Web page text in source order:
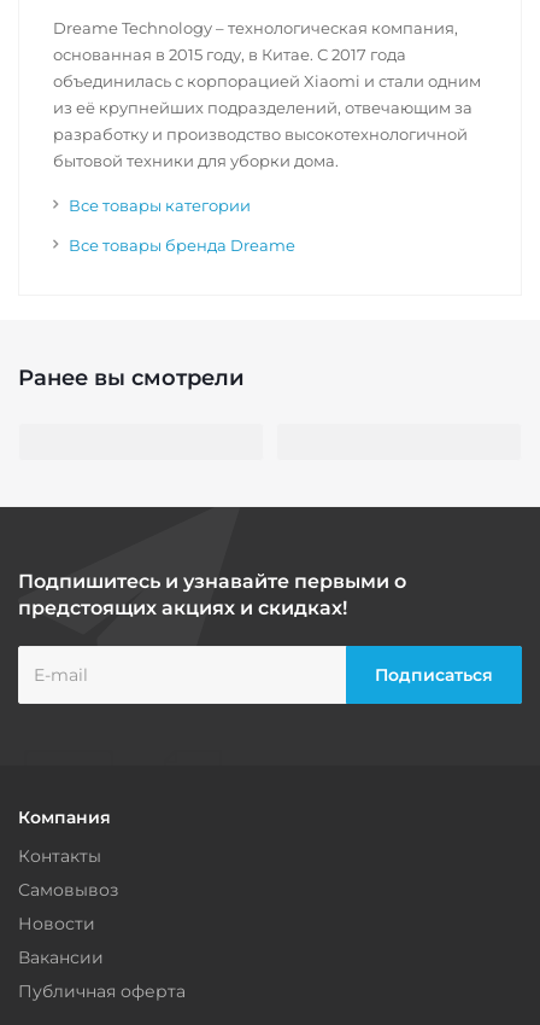
Dreame Technology – технологическая компания,
основанная в 2015 году, в Китае. С 2017 года
объединилась с корпорацией Xiaomi и стали одним
из её крупнейших подразделений, отвечающим за
разработку и производство высокотехнологичной
бытовой техники для уборки дома.
Все товары категории
Все товары бренда Dreame
Ранее вы смотрели
Подпишитесь и узнавайте первыми о
предстоящих акциях и скидках!
Компания
Контакты
Самовывоз
Новости
Вакансии
Публичная оферта